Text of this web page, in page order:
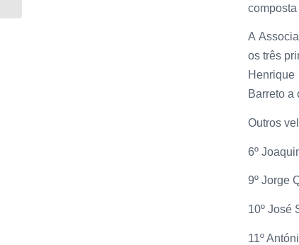
A
os três
Barreto a
Outros
6º
9º Jorge
10º José
11º